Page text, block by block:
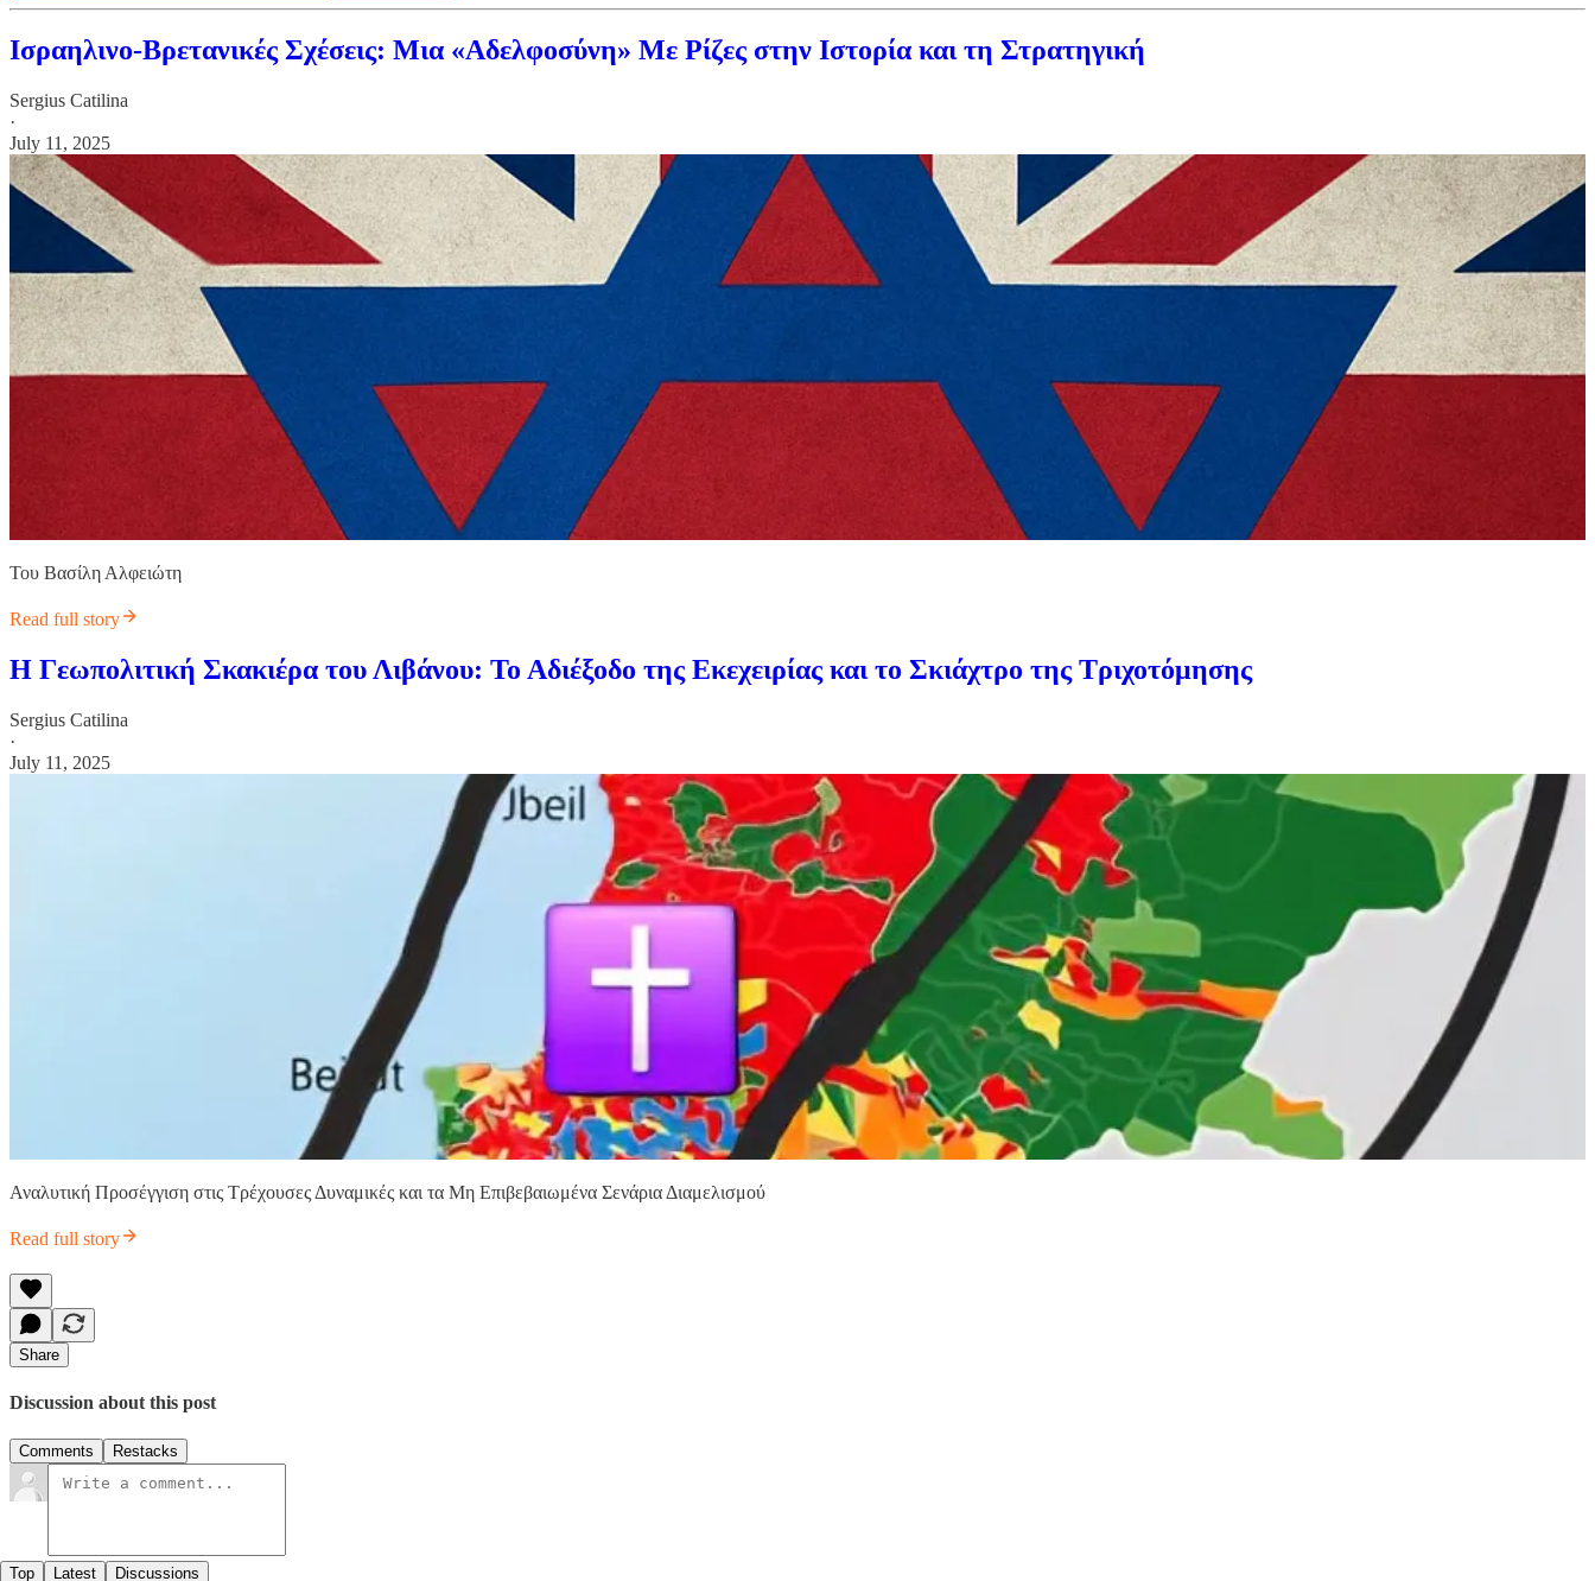
Ισραηλινο-Βρετανικές Σχέσεις: Μια «Αδελφοσύνη» Με Ρίζες στην Ιστορία και τη Στρατηγική
Sergius Catilina
·
July 11, 2025
Του Βασίλη Αλφειώτη
Read full story
Η Γεωπολιτική Σκακιέρα του Λιβάνου: Το Αδιέξοδο της Εκεχειρίας και το Σκιάχτρο της Τριχοτόμησης
Sergius Catilina
·
July 11, 2025
Αναλυτική Προσέγγιση στις Τρέχουσες Δυναμικές και τα Μη Επιβεβαιωμένα Σενάρια Διαμελισμού
Read full story
Share
Discussion about this post
Comments Restacks
Top Latest Discussions